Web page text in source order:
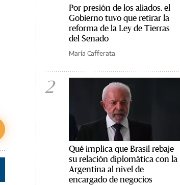
Por presión de los aliados, el
Gobierno tuvo que retirar la
reforma de la Ley de Tierras
del Senado
María Cafferata
2
Qué implica que Brasil rebaje
su relación diplomática con la
Argentina al nivel de
encargado de negocios